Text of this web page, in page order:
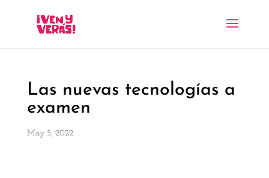
Las nuevas tecnologías a
examen
May 5, 2022